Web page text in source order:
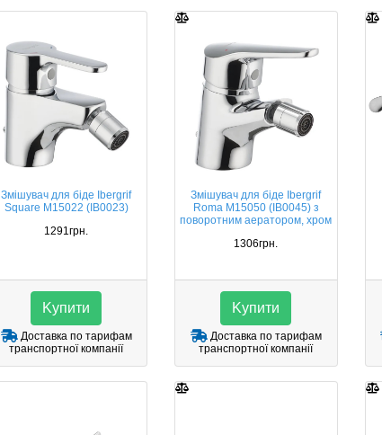
Змішувач для біде Ibergrif
Square M15022 (IB0023)
1291грн.
Kупити
Доставка по тарифам
транспортної компанії
Змішувач для біде Ibergrif
Roma M15050 (IB0045) з
поворотним аератором, хром
1306грн.
Kупити
Доставка по тарифам
транспортної компанії